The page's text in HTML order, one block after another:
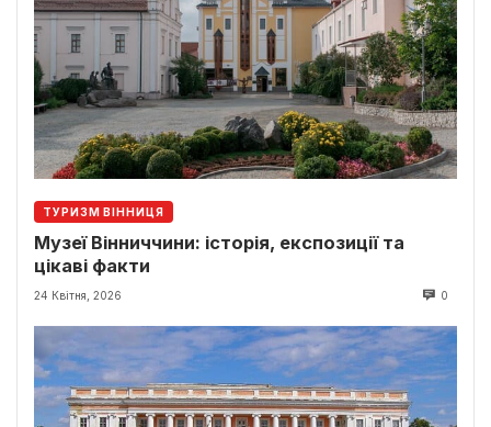
ТУРИЗМ ВІННИЦЯ
Музеї Вінниччини: історія, експозиції та
цікаві факти
24 Квітня, 2026 0